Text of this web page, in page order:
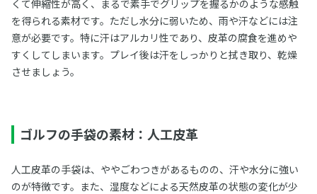
くて伸縮性が高く、まるで素手でグリップを握るかのような感触
を得られる素材です。ただし水分に弱いため、雨や汗などには注
意が必要です。特に汗はアルカリ性であり、皮革の腐食を進めや
すくしてしまいます。プレイ後は汗をしっかりと拭き取り、乾燥
させましょう。
ゴルフの手袋の素材：人工皮革
人工皮革の手袋は、ややごわつきがあるものの、汗や水分に強い
のが特徴です。また、湿度などによる天然皮革の状態の変化が少